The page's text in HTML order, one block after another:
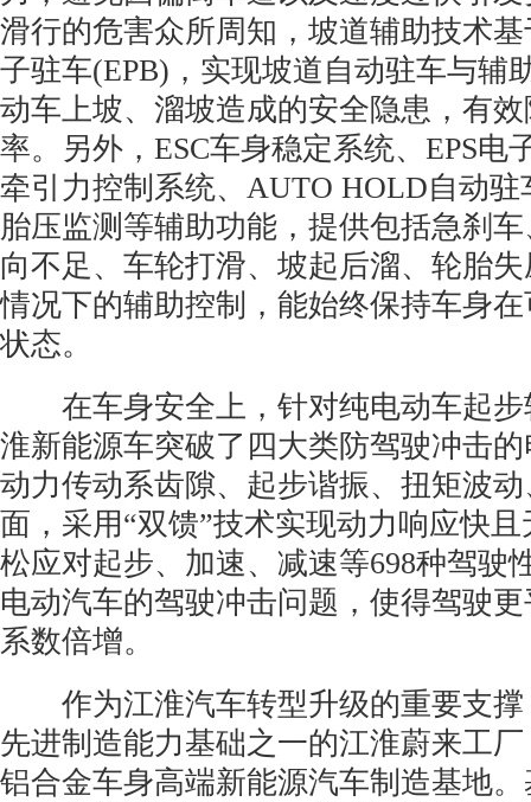
滑行的危害众所周知，坡道辅助技术
子驻车(EPB)，实现坡道自动驻车与辅
动车上坡、溜坡造成的安全隐患，有
率。另外，ESC车身稳定系统、EPS电
牵引力控制系统、AUTO HOLD自动驻
胎压监测等辅助功能，提供包括急刹
向不足、车轮打滑、坡起后溜、轮胎
情况下的辅助控制，能始终保持车身
状态。
在车身安全上，针对纯电动车起步
淮新能源车突破了四大类防驾驶冲击
动力传动系齿隙、起步谐振、扭矩波
面，采用“双馈”技术实现动力响应快
松应对起步、加速、减速等698种驾驶
电动汽车的驾驶冲击问题，使得驾驶
系数倍增。
作为江淮汽车转型升级的重要支撑
先进制造能力基础之一的江淮蔚来工
铝合金车身高端新能源汽车制造基地